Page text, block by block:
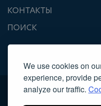
We use cookies on
experience, provide
analyze our traffic.
КОНТАКТЫ
ПОИСК